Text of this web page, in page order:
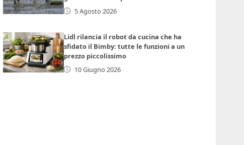
5 Agosto 2026
Lidl rilancia il robot da cucina che ha
sfidato il Bimby: tutte le funzioni a un
prezzo piccolissimo
10 Giugno 2026